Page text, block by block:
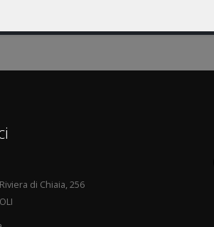
Riviera di Chiaia, 256